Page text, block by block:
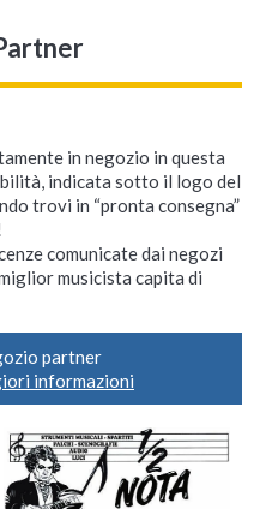
in negozio in questa
indicata sotto il logo del
trovi in “pronta consegna”
comunicate dai negozi
musicista capita di
partner
informazioni